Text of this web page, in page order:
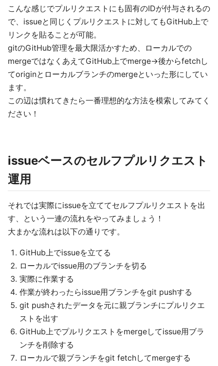
こんな感じでプルリクエストにも固有のIDが付与されるの
で、issueと同じくプルリクエストに対してもGitHub上で
リンクを貼ることが可能。
gitのGitHub管理を最大限活かすため、ローカルでの
mergeではなくあえてGitHub上でmerge→後からfetchし
てoriginとローカルブランチのmergeといった形にしてい
ます。
この辺は慣れてきたら一番理想的な方法を模索してみてく
ださい！
issueベースのセルフプルリクエスト
運用
それでは実際にissueを立ててセルフプルリクエストを出
す、という一連の流れをやってみましょう！
大まかな流れは以下の通りです。
GitHub上でissueを立てる
ローカルでissue用のブランチを切る
実際に作業する
作業が終わったらissue用ブランチをgit pushする
git pushされたデータを元に親ブランチにプルリクエ
ストを出す
GitHub上でプルリクエストをmergeしてissue用ブラ
ンチを削除する
ローカルで親ブランチをgit fetchしてmergeする